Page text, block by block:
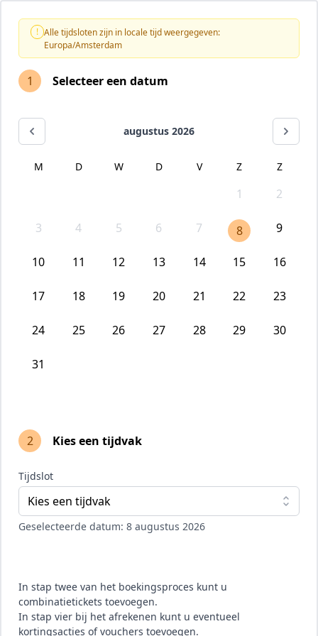
! Alle tijdsloten zijn in locale tijd weergegeven:
Europa/Amsterdam
1 Selecteer een datum
augustus 2026
M D W D V Z Z
1 2
3 4 5 6 7 8 9
10 11 12 13 14 15 16
17 18 19 20 21 22 23
24 25 26 27 28 29 30
31
2 Kies een tijdvak
Tijdslot
Kies een tijdvak
Geselecteerde datum: 8 augustus 2026
In stap twee van het boekingsproces kunt u
combinatietickets toevoegen.
In stap vier bij het afrekenen kunt u eventueel
kortingsacties of vouchers toevoegen.